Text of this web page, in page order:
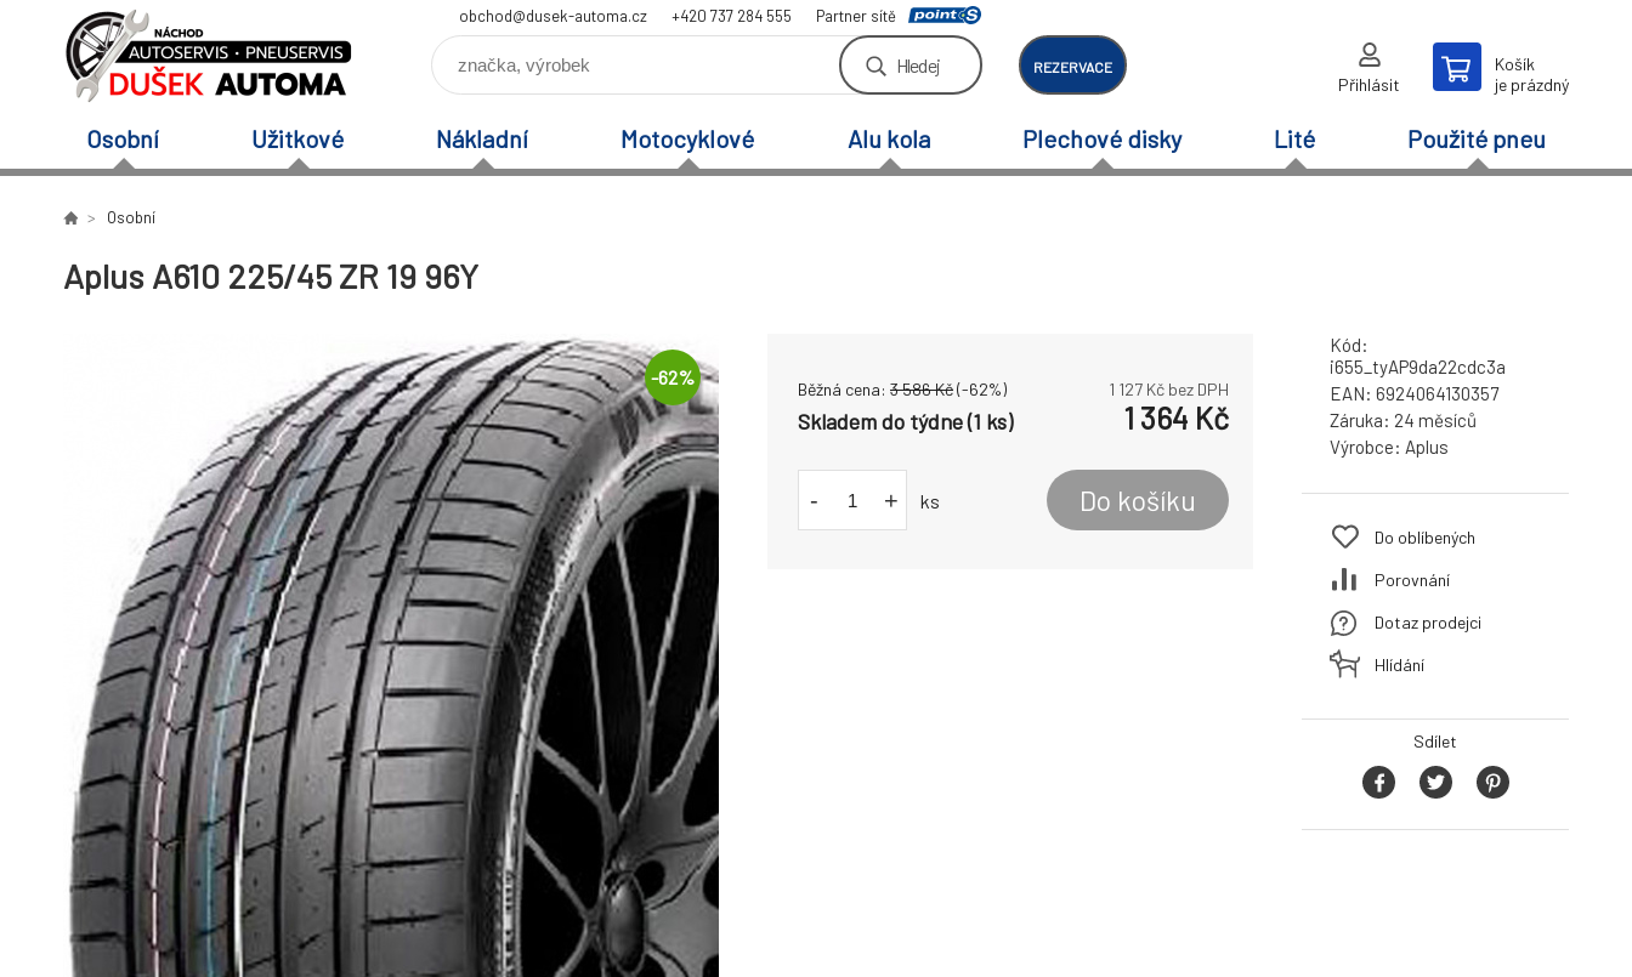
obchod@dusek-automa.cz +420 737 284 555 Partner sítě
Hledej REZERVACE
Přihlásit
Košík
je prázdný
Osobní Užitkové Nákladní Motocyklové Alu kola Plechové disky Lité Použité pneu
Osobní
Aplus A610 225/45 ZR 19 96Y
-62%
Běžná cena: 3 586Kč(-62%) 1 127 Kč bez DPH
Skladem do týdne (1 ks) 1 364 Kč
- + ks Do košíku
Kód:
i655_tyAP9da22cdc3a
EAN: 6924064130357
Záruka: 24 měsíců
Výrobce: Aplus
Do oblíbených
Porovnání
Dotaz prodejci
Hlídání
Sdílet